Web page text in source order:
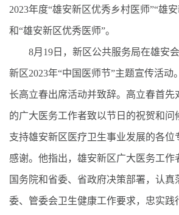
2023年度“雄安新区优秀乡村医师”“雄
和“雄安新区优秀医师”。
8月19日，新区公共服务局在雄安会
新区2023年“中国医师节”主题宣传活动
长高立春出席活动并致辞。高立春首先
的广大医务工作者致以节日的祝贺和问
支持雄安新区医疗卫生事业发展的各位
感谢。他指出，雄安新区广大医务工作
国务院和省委、省政府决策部署，认真
委、管委会卫生健康工作要求，忠实践